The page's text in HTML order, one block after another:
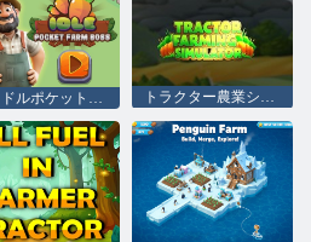
アイドルポケットファームのボス トラクター農業シミュレーター